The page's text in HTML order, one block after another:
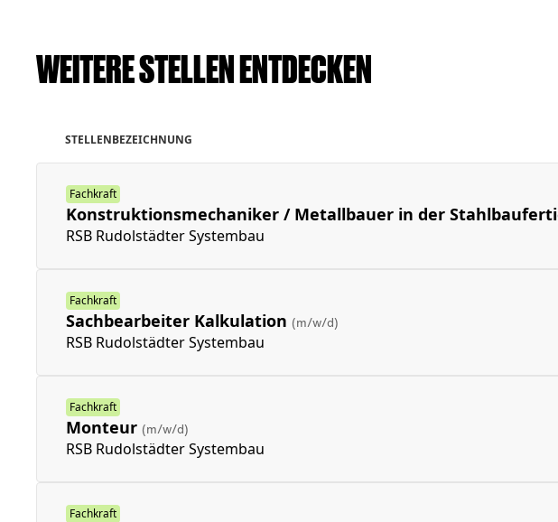
WEITERE STELLEN ENTDECKEN
STELLENBEZEICHNUNG
Fachkraft
Konstruktionsmechaniker / Metallbauer in der
RSB Rudolstädter Systembau
Fachkraft
Sachbearbeiter Kalkulation (m/w/d)
RSB Rudolstädter Systembau
Fachkraft
Monteur (m/w/d)
RSB Rudolstädter Systembau
Fachkraft